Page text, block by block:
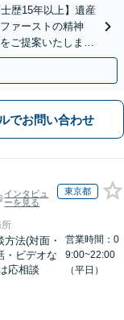
歴15年以上】遺産
ァーストの精神
ご提案いたしま
でお問い合わせ
インタビュ
ーを見る
東京都
方法(対面・
・ビデオな
応相談
営業時間：0
9:00~22:00
（平日）